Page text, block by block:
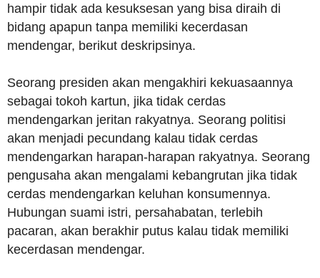
hampir tidak ada kesuksesan yang bisa diraih di
bidang apapun tanpa memiliki kecerdasan
mendengar, berikut deskripsinya.
Seorang presiden akan mengakhiri kekuasaannya
sebagai tokoh kartun, jika tidak cerdas
mendengarkan jeritan rakyatnya. Seorang politisi
akan menjadi pecundang kalau tidak cerdas
mendengarkan harapan-harapan rakyatnya. Seorang
pengusaha akan mengalami kebangrutan jika tidak
cerdas mendengarkan keluhan konsumennya.
Hubungan suami istri, persahabatan, terlebih
pacaran, akan berakhir putus kalau tidak memiliki
kecerdasan mendengar.